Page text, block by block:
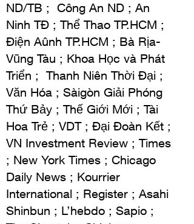
ND/TB ; Công An ND ; An
Ninh TÐ ; Thể Thao TP.HCM ;
Ðiện Aûnh TP.HCM ; Bà Rịa-
Vũng Tàu ; Khoa Học và Phát
Triển ; Thanh Niên Thời Ðại ;
Văn Hóa ; Sàigòn Giải Phóng
Thứ Bảy ; Thế Giới Mới ; Tài
Hoa Trẻ ; VDT ; Ðại Ðoàn Kết ;
VN Investment Review ; Times
; New York Times ; Chicago
Daily News ; Kourrier
International ; Register ; Asahi
Shinbun ; L’hebdo ; Sapio ;